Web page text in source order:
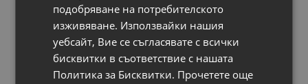
ThinkPad Yoga 11e
(4th Gen)
Процесор: Intel Core i3, 7100U
RAM памет:
Видео карта: Intel HD Graphics 620
подобряване на потребителското
изживяване. Използвайки нашия
уебсайт, Вие се съгласявате с всички
бисквитки в съответствие с нашата
Политика за Бисквитки. Прочетете още